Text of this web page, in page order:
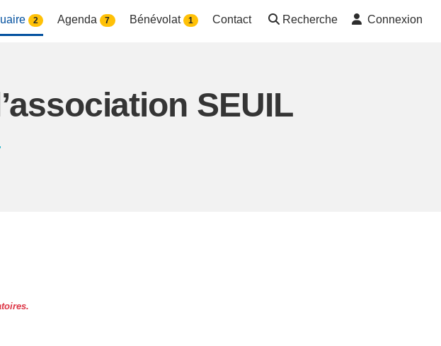
2 Agenda 7 Bénévolat 1 Contact Recherche Connexion
SEUIL